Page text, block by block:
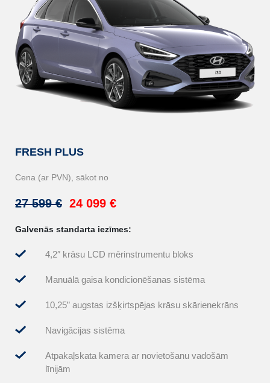
FRESH PLUS
Cena (ar PVN), sākot no
27 599 € 24 099 €
Galvenās standarta iezīmes:
4,2″ krāsu LCD mērinstrumentu bloks
Manuālā gaisa kondicionēšanas sistēma
10,25” augstas izšķirtspējas krāsu skārienekrāns
Navigācijas sistēma
Atpakaļskata kamera ar novietošanu vadošām
līnijām